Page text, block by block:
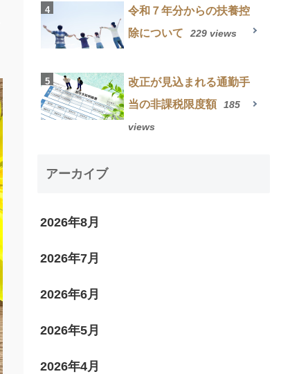
令和７年分からの扶養控
除について
229 views
改正が見込まれる通勤手
当の非課税限度額
185
views
アーカイブ
2026年8月
2026年7月
2026年6月
2026年5月
2026年4月